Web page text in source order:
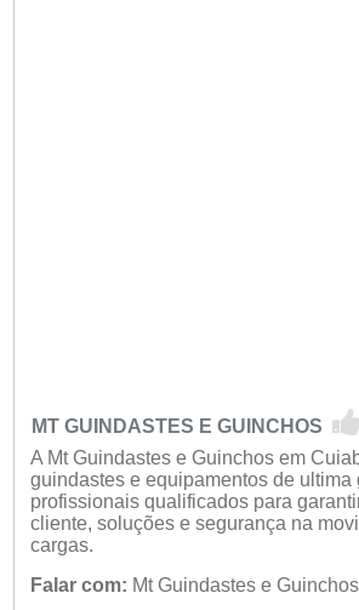
MT GUINDASTES E GUINCHOS
A Mt Guindastes e Guinchos em
guindastes e equipamentos de ultima
profissionais qualificados para
cliente, soluções e segurança na
cargas.
Falar com: Mt Guindastes e Guinchos